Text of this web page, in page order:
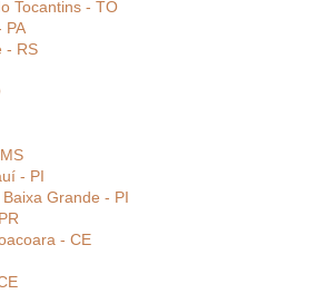
Tocantins - TO
PA
- RS
- PI
Grande - PI
- CE